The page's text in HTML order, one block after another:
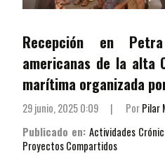
Recepción en
americanas de la alta
marítima organizada
29 junio, 2025 0:09 | PorPilar
Publicado en: Actividades
Proyectos Compartidos